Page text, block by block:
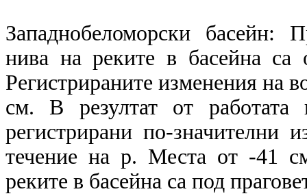
Западнобеломорски басейн:
нива на реките в басейна са
Регистрираните изменения на
см. В резултат от работата
регистрирани по-значителни
течение на р. Места от -41
реките в басейна са под